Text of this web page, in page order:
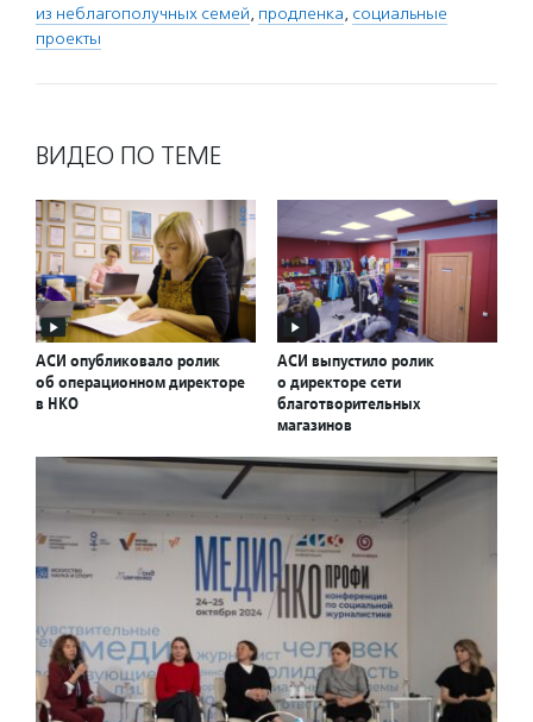
из неблагополучных семей, продленка, социальные
проекты
ВИДЕО ПО ТЕМЕ
АСИ опубликовало ролик
об операционном директоре
в НКО
АСИ выпустило ролик
о директоре сети
благотворительных
магазинов